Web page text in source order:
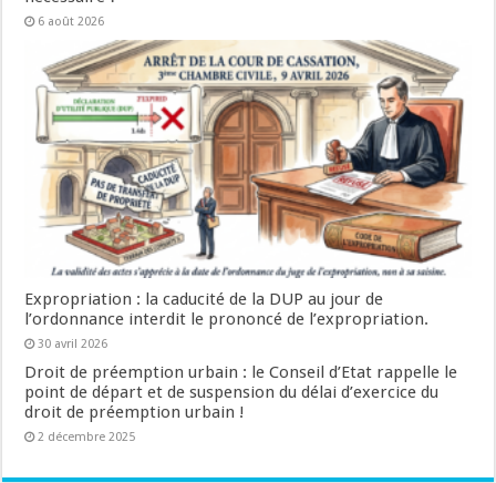
6 août 2026
Expropriation : la caducité de la DUP au jour de
l’ordonnance interdit le prononcé de l’expropriation.
30 avril 2026
Droit de préemption urbain : le Conseil d’Etat rappelle le
point de départ et de suspension du délai d’exercice du
droit de préemption urbain !
2 décembre 2025